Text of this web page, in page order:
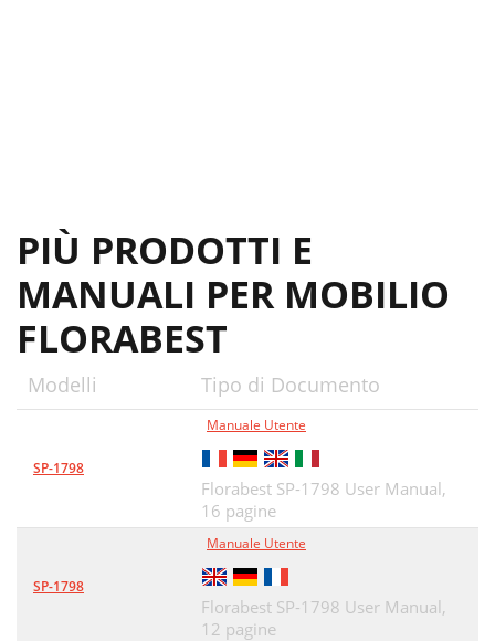
PIÙ PRODOTTI E
MANUALI PER MOBILIO
FLORABEST
Modelli Tipo di Documento
SP-1798
Manuale Utente
Florabest SP-1798 User Manual,
16 pagine
SP-1798
Manuale Utente
Florabest SP-1798 User Manual,
12 pagine